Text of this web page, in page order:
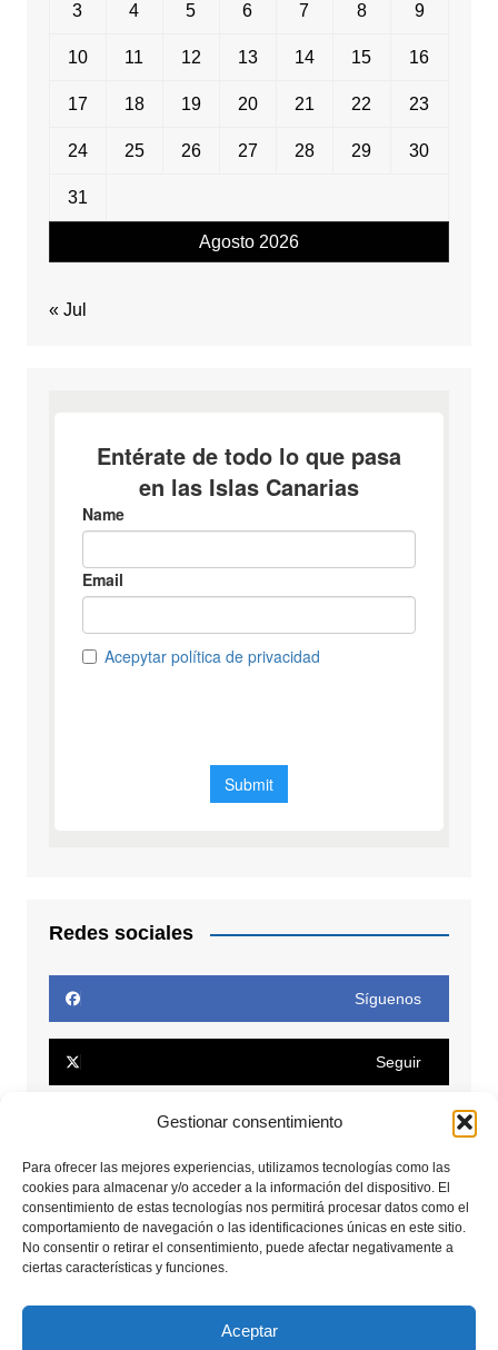
Gestionar consentimiento
Para ofrecer las mejores experiencias, utilizamos tecnologías como las
cookies para almacenar y/o acceder a la información del dispositivo. El
consentimiento de estas tecnologías nos permitirá procesar datos como el
comportamiento de navegación o las identificaciones únicas en este sitio.
No consentir o retirar el consentimiento, puede afectar negativamente a
ciertas características y funciones.
Aceptar
Agosto 2026
3 4 5 6 7 8 9
10 11 12 13 14 15 16
17 18 19 20 21 22 23
24 25 26 27 28 29 30
31
« Jul
Redes sociales
Síguenos
Seguir
Conectar
Seguir